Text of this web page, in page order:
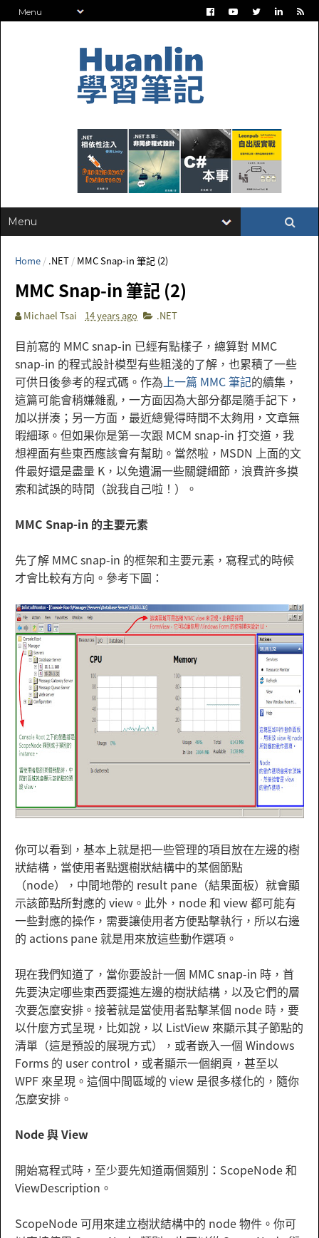
Home / .NET / MMC Snap-in 筆記 (2)
MMC Snap-in 筆記 (2)
Michael Tsai 14 years ago .NET
目前寫的 MMC snap-in 已經有點樣子，總算對 MMC
snap-in 的程式設計模型有些粗淺的了解，也累積了一些
可供日後參考的程式碼。作為上一篇 MMC 筆記的續集，
這篇可能會稍嫌雜亂，一方面因為大部分都是隨手記下，
加以拼湊；另一方面，最近總覺得時間不太夠用，文章無
暇細琢。但如果你是第一次跟 MCM snap-in 打交道，我
想裡面有些東西應該會有幫助。當然啦，MSDN 上面的文
件最好還是盡量 K，以免遺漏一些關鍵細節，浪費許多摸
索和試誤的時間（說我自己啦！）。
MMC Snap-in 的主要元素
先了解 MMC snap-in 的框架和主要元素，寫程式的時候
才會比較有方向。參考下圖：
你可以看到，基本上就是把一些管理的項目放在左邊的樹
狀結構，當使用者點選樹狀結構中的某個節點
（node），中間地帶的 result pane（結果面板）就會顯
示該節點所對應的 view。此外，node 和 view 都可能有
一些對應的操作，需要讓使用者方便點擊執行，所以右邊
的 actions pane 就是用來放這些動作選項。
現在我們知道了，當你要設計一個 MMC snap-in 時，首
先要決定哪些東西要擺進左邊的樹狀結構，以及它們的層
次要怎麼安排。接著就是當使用者點擊某個 node 時，要
以什麼方式呈現，比如說，以 ListView 來顯示其子節點的
清單（這是預設的展現方式），或者嵌入一個 Windows
Forms 的 user control，或者顯示一個網頁，甚至以
WPF 來呈現。這個中間區域的 view 是很多樣化的，隨你
怎麼安排。
Node 與 View
開始寫程式時，至少要先知道兩個類別：ScopeNode 和
ViewDescription。
ScopeNode 可用來建立樹狀結構中的 node 物件。你可